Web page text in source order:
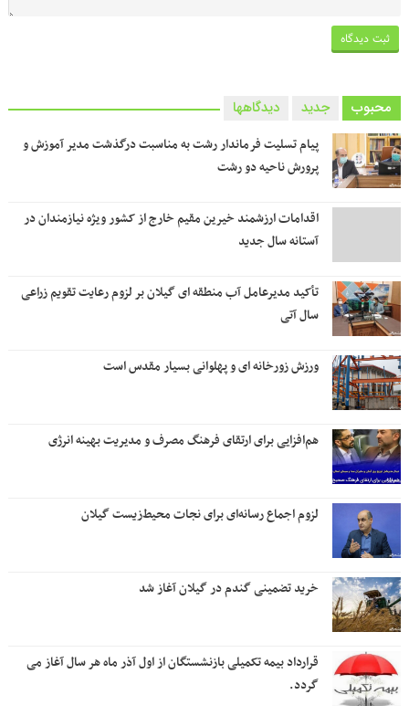
محبوب جدید دیدگاهها
پیام تسلیت فرماندار رشت به مناسبت درگذشت مدیر آموزش و
پرورش ناحیه دو رشت
اقدامات ارزشمند خیرین مقیم خارج از کشور ویژه نیازمندان در
آستانه سال جدید
تأکید مدیرعامل آب منطقه ای گیلان بر لزوم رعایت تقویم زراعی‌
سال آتی
ورزش زورخانه ای و پهلوانی بسیار مقدس است
هم‌افزایی برای ارتقای فرهنگ مصرف و مدیریت بهینه انرژی
لزوم اجماع رسانه‌ای برای نجات محیط‌زیست گیلان
خرید تضمینی گندم در گیلان آغاز شد
قرارداد بیمه تکمیلی بازنشستگان از اول آذر ماه هر سال آغاز می
گردد.